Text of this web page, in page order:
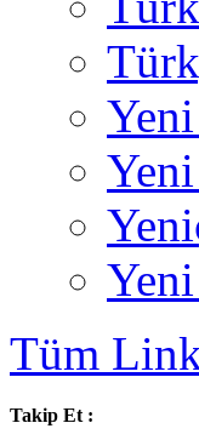
Tüm
Takip Et :